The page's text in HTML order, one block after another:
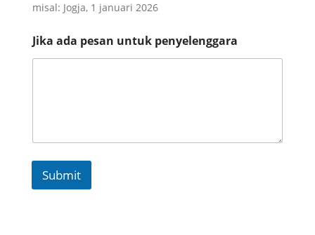
misal: Jogja, 1 januari 2026
Jika ada pesan untuk penyelenggara
Submit